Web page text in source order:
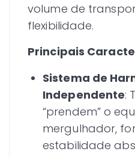
volume de
flexibilidade.
Principais
Sistema de
Independente:
“prendem” o
mergulhador,
estabilidade